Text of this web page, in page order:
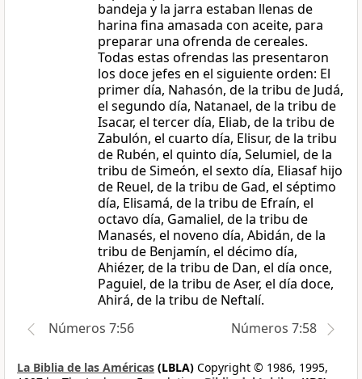
bandeja y la jarra estaban llenas de
harina fina amasada con aceite, para
preparar una ofrenda de cereales.
Todas estas ofrendas las presentaron
los doce jefes en el siguiente orden: El
primer día, Nahasón, de la tribu de Judá,
el segundo día, Natanael, de la tribu de
Isacar, el tercer día, Eliab, de la tribu de
Zabulón, el cuarto día, Elisur, de la tribu
de Rubén, el quinto día, Selumiel, de la
tribu de Simeón, el sexto día, Eliasaf hijo
de Reuel, de la tribu de Gad, el séptimo
día, Elisamá, de la tribu de Efraín, el
octavo día, Gamaliel, de la tribu de
Manasés, el noveno día, Abidán, de la
tribu de Benjamín, el décimo día,
Ahiézer, de la tribu de Dan, el día once,
Paguiel, de la tribu de Aser, el día doce,
Ahirá, de la tribu de Neftalí.
Números 7:56
Números 7:58
La Biblia de las Américas (LBLA) Copyright © 1986, 1995,